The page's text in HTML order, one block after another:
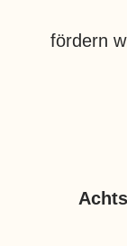
fördern